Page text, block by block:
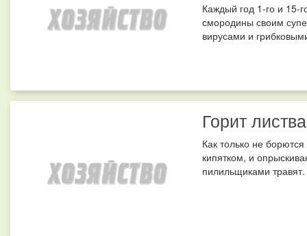
Каждый год 1-го и 15-
смородины своим
вирусами и
Горит
Как только не
кипятком, и
пилильщиками